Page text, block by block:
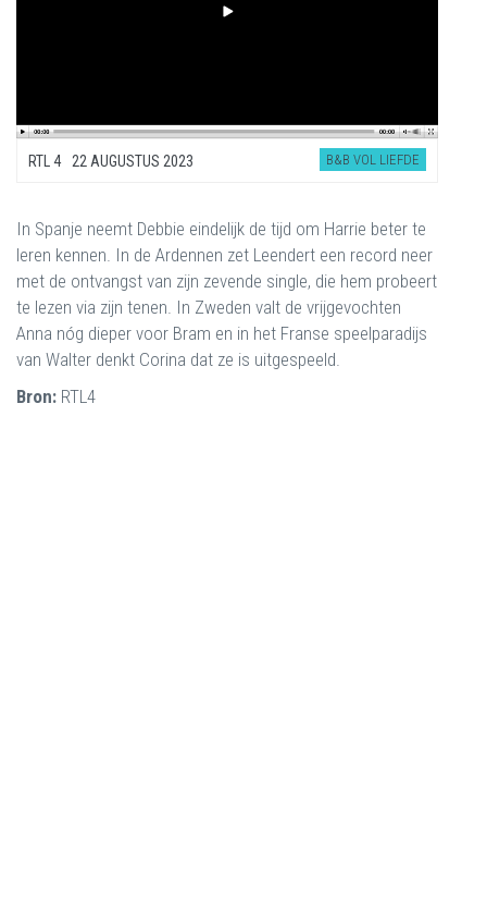
RTL 4 22 AUGUSTUS 2023 B&B VOL LIEFDE
In Spanje neemt Debbie eindelijk de tijd om Harrie beter te
leren kennen. In de Ardennen zet Leendert een record neer
met de ontvangst van zijn zevende single, die hem probeert
te lezen via zijn tenen. In Zweden valt de vrijgevochten
Anna nóg dieper voor Bram en in het Franse speelparadijs
van Walter denkt Corina dat ze is uitgespeeld.
Bron: RTL4